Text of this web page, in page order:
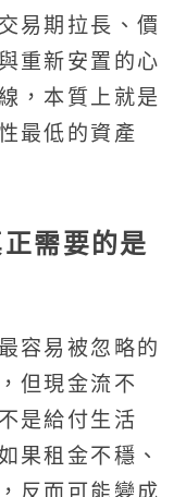
易期拉長、價
重新安置的心
，本質上就是
最低的資產
需要的是
容易被忽略的
但現金流不
是給付生活
果租金不穩、